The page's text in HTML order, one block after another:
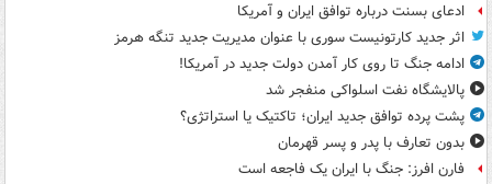
ادعای بسنت درباره توافق ایران و آمریکا
اثر جدید کارتونیست سوری با عنوان مدیریت جدید تنگه هرمز
ادامه جنگ تا روی کار آمدن دولت جدید در آمریکا!
پالایشگاه نفت اسلواکی منفجر شد
پشت پرده توافق جدید ایران؛ تاکتیک یا استراتژی؟
بدون تعارف با پدر و پسر قهرمان
فارن افرز: جنگ با ایران یک فاجعه است